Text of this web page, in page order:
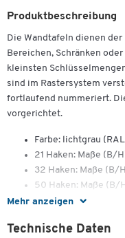
Mehr anzeigen
Produktbeschreibung
Die Wandtafeln dienen
Bereichen, Schränken
kleinsten
sind im Rastersystem
fortlaufend nummeriert.
vorgerichtet.
Farbe: lichtgrau
21 Haken: Maße (B/
32 Haken: Maße (B/
50 Haken: Maße (B/
Technische Daten